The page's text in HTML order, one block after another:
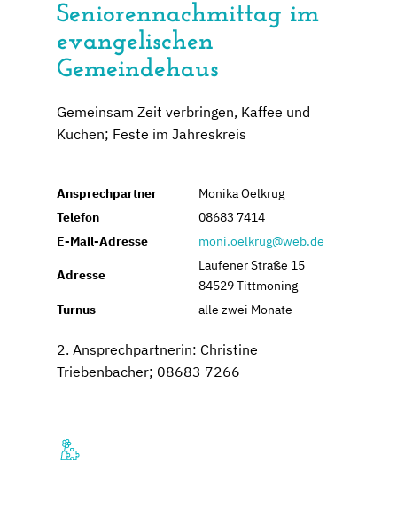
Seniorennachmittag im
evangelischen
Gemeindehaus
Gemeinsam Zeit verbringen, Kaffee und
Kuchen; Feste im Jahreskreis
Ansprechpartner
Monika Oelkrug
Telefon
08683 7414
E-Mail-Adresse
moni.oelkrug@web.de
Adresse
Laufener Straße 15
84529 Tittmoning
Turnus
alle zwei Monate
2. Ansprechpartnerin: Christine
Triebenbacher; 08683 7266